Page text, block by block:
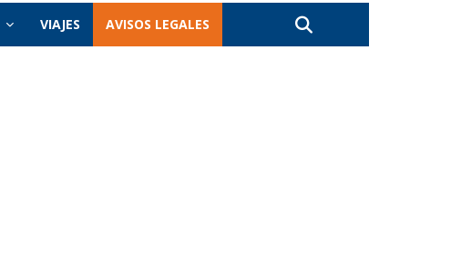
VIAJES AVISOS LEGALES